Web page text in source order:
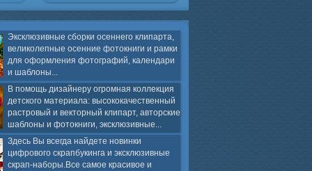
Эксклюзивные сборки осеннего клипарта,
великолепные осенние фотокниги и рамки
для оформления фотографий, календари
и шаблоны...
В помощь дизайнеру огромная коллекция
детского материала: высококачественный
растровый и векторный клипарт, авторские
шаблоны и фотокниги, эксклюзивные...
Здесь Вы всегда найдете новинки
цифрового скрапбукинга и эксклюзивные
скрап-наборы.Все самое красивое и